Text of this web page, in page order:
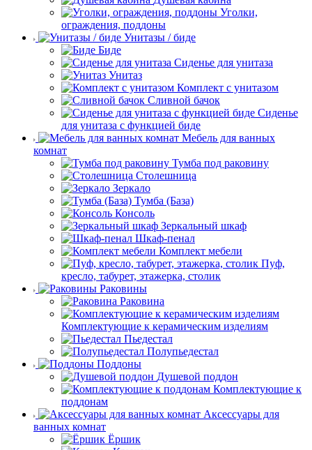
Уголки,
ограждения, поддоны
Унитазы / биде
Биде
Сиденье для унитаза
Унитаз
Комплект с унитазом
Сливной бачок
Сиденье
для унитаза с функцией биде
Мебель для ванных
комнат
Тумба под раковину
Столешница
Зеркало
Тумба (База)
Консоль
Зеркальный шкаф
Шкаф-пенал
Комплект мебели
Пуф,
кресло, табурет, этажерка, столик
Раковины
Раковина
Комплектующие к керамическим изделиям
Пьедестал
Полупьедестал
Поддоны
Душевой поддон
Комплектующие к
поддонам
Аксессуары для
ванных комнат
Ёршик